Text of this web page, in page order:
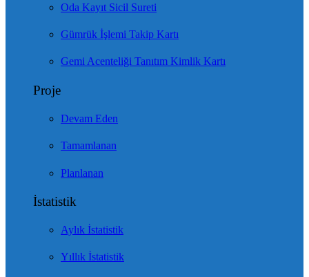
Oda Kayıt Sicil Sureti
Gümrük İşlemi Takip Kartı
Gemi Acenteliği Tanıtım Kimlik Kartı
Proje
Devam Eden
Tamamlanan
Planlanan
İstatistik
Aylık İstatistik
Yıllık İstatistik